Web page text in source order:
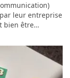
leur entreprise
bien être…